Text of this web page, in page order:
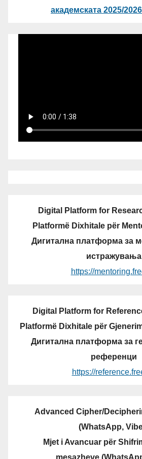
академската 2025/
Digital Platform for
Platformë Dixhitale për
Дигитална платформа за
истражувања
https://
Digital Platform for
Platformë Dixhitale për
Дигитална платформа за
референци
https://
Advanced Cipher/
(WhatsApp,
Mjet i Avancuar për